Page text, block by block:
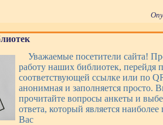
Уважаемые посетители сайта!
работу наших библиотек, перейдя
соответствующей ссылке или по
анонимная и заполняется просто.
прочитайте вопросы анкеты и
ответа, который является
Вас